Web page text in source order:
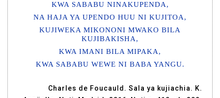
KWA SABABU NINAKUPENDA,
NA HAJA YA UPENDO HUU NI KUJITOA,
KUJIWEKA MIKONONI MWAKO BILA
KUJIBAKISHA,
KWA IMANI BILA MIPAKA,
KWA SABABU WEWE NI BABA YANGU.
Charles de Foucauld. Sala ya kujiachia. K.